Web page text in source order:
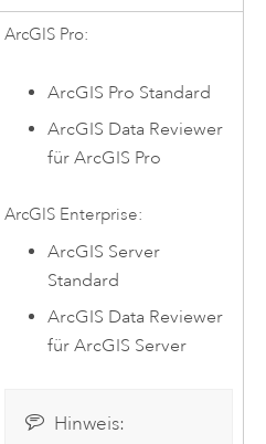
ArcGIS Pro:
ArcGIS Pro Standard
ArcGIS Data Reviewer
fürArcGIS Pro
ArcGIS Enterprise:
ArcGIS Server
Standard
ArcGIS Data Reviewer
fürArcGIS Server
Hinweis: